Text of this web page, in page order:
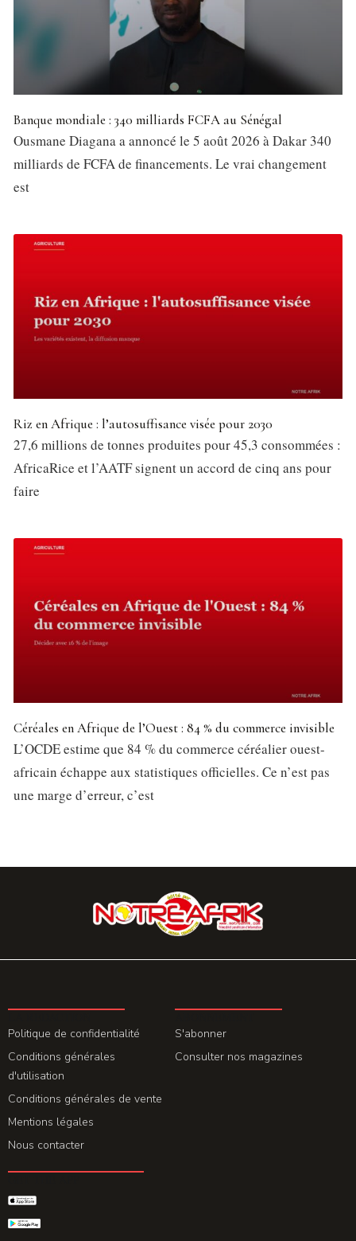
Banque mondiale : 340 milliards FCFA au Sénégal
Ousmane Diagana a annoncé le 5 août 2026 à Dakar 340
milliards de FCFA de financements. Le vrai changement
est
Riz en Afrique : l’autosuffisance visée pour 2030
27,6 millions de tonnes produites pour 45,3 consommées :
AfricaRice et l’AATF signent un accord de cinq ans pour
faire
Céréales en Afrique de l’Ouest : 84 % du commerce invisible
L’OCDE estime que 84 % du commerce céréalier ouest-
africain échappe aux statistiques officielles. Ce n’est pas
une marge d’erreur, c’est
Politique de confidentialité
Conditions générales
d'utilisation
Conditions générales de vente
Mentions légales
Nous contacter
S'abonner
Consulter nos magazines